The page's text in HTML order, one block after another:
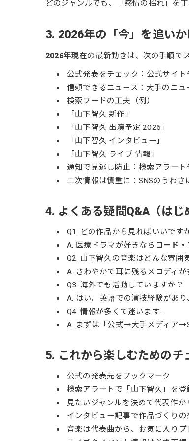
どのジャンルでも、「感情の揺れ」を
3. 2026年の「今」を追い
2026年現在の最新動きは、次の手順で
公式発表をチェック：公式サイ
信頼できるニュース：大手のニュ
検索ワードの工夫（例）
「山下智久 新作」
「山下智久 出演予定 2026」
「山下智久 インタビュー」
「山下智久 ライブ 情報」
通知で見逃し防止：検索アラート
二次情報は慎重に：SNSのうわさ
4. よくある疑問Q&A（はじ
Q1. どの作品から見ればいいです
A. 医療ドラマが好きなら コード
Q2. 山下智久の音楽はどんな雰囲
A. さわやかで耳に残るメロディ
Q3. 海外でも活動していますか？
A. はい。英語での演技経験があ
Q4. 情報が多くて迷います…
A. まずは「公式→大手メディア
5. これから楽しむためのチ
公式の発表元をブックマーク
検索アラートで「山下智久」を登
見たいジャンルを決めて代表作か
インタビュー記事で作品づくりの
音楽は代表曲から、お気に入り